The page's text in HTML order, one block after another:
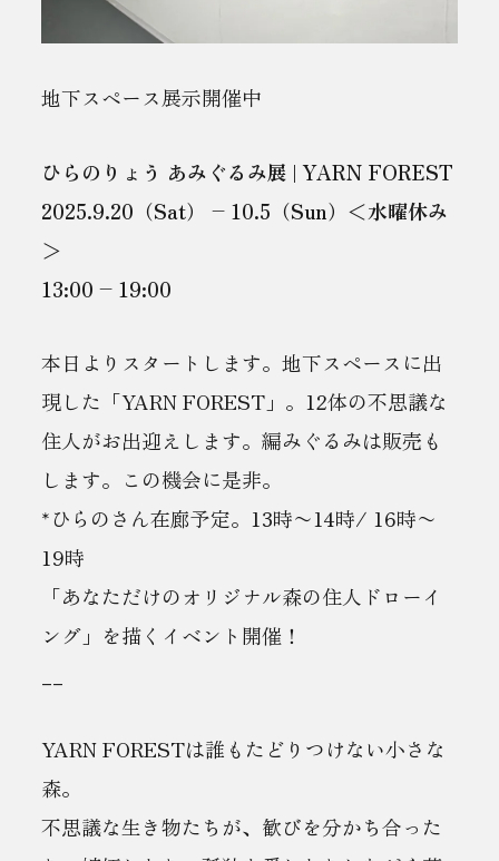
地下スペース展示開催中
ひらのりょう あみぐるみ展 | YARN FOREST
2025.9.20（Sat） – 10.5（Sun）＜水曜休み
＞
13:00 – 19:00
本日よりスタートします。地下スペースに出
現した「YARN FOREST」。12体の不思議な
住人がお出迎えします。編みぐるみは販売も
します。この機会に是非。
*ひらのさん在廊予定。13時〜14時/ 16時〜
19時
「あなただけのオリジナル森の住人ドローイ
ング」を描くイベント開催！
YARN FORESTは誰もたどりつけない小さな
森。
不思議な生き物たちが、歓びを分かち合った